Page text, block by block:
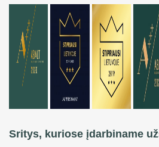
Sritys, kuriose įdarbiname